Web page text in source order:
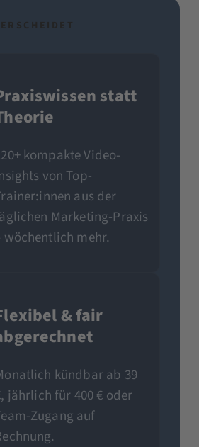
statt
kompakte Video-
von Top-
aus der
Marketing-Praxis
wöchentlich mehr.
& fair
kündbar ab 39
jährlich für 400 € oder
Zugang auf